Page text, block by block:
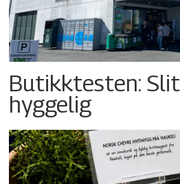
Butikktesten:
hyggelig